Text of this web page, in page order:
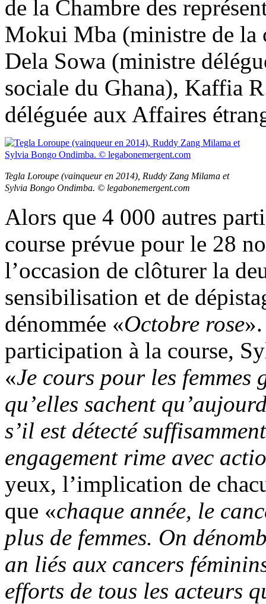
de la Chambre des
Mokui Mba (ministre de la
Dela Sowa (ministre
sociale du Ghana), Kaffia
déléguée aux Affaires
Tegla Loroupe (vainqueur en 2014), Ruddy Zang Milama et
Sylvia Bongo Ondimba. © legabonemergent.com
Alors que 4 000 autres
course prévue pour le 28
l’occasion de clôturer la
sensibilisation et de
dénommée «Octobre rose
participation à la course,
«Je cours pour les femmes
qu’elles sachent
s’il est détecté
engagement rime avec
yeux, l’implication de
que «chaque année, le
plus de femmes. On
an liés aux cancers
efforts de tous les acteurs